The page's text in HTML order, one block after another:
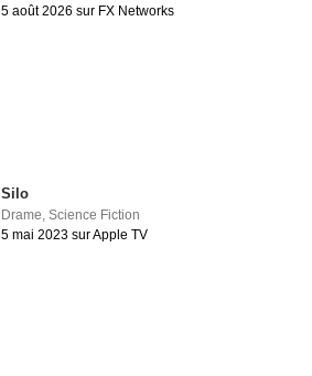
5 août 2026 sur FX Networks
Silo
Drame,Science Fiction
5 mai 2023 sur Apple TV